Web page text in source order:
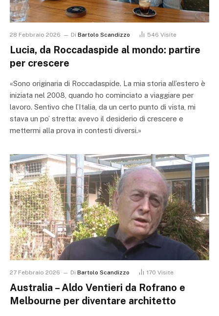
28 Febbraio 2026 Di Bartolo Scandizzo 546 Visite
Lucia, da Roccadaspide al mondo: partire
per crescere
«Sono originaria di Roccadaspide. La mia storia all’estero è
iniziata nel 2008, quando ho cominciato a viaggiare per
lavoro. Sentivo che l’Italia, da un certo punto di vista, mi
stava un po’ stretta: avevo il desiderio di crescere e
mettermi alla prova in contesti diversi.»
27 Febbraio 2026 Di Bartolo Scandizzo 170 Visite
Australia – Aldo Ventieri da Rofrano e
Melbourne per diventare architetto